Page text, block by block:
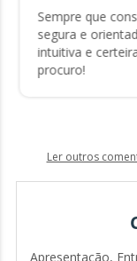
Sempre que
segura e
intuitiva e
procuro!
Ler outros
Apresentação,